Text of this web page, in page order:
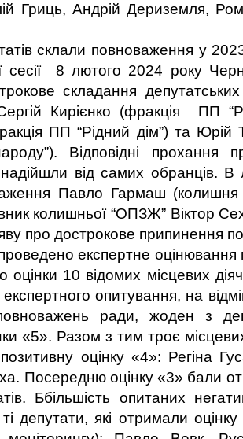
Гриць, Андрій Дериземля,
склали повноваження у
сесії 8 лютого 2024 року
складання
Кирієнко (фракція ПП
ПП “Рідний дім”) та Юрій
Відповідні прохання
від самих обранців. В
Павло Гармаш
колишньої “ОПЗЖ” Віктор
про дострокове припинення
експертне оцінювання
оцінки 10 відомих місцевих
опитування, на
ради, жоден з
«5». Разом з тим троє
позитивну оцінку «4»: Регіна
Посередню оцінку «3» бали
Ббільшість опитаних
депутати, які отримали